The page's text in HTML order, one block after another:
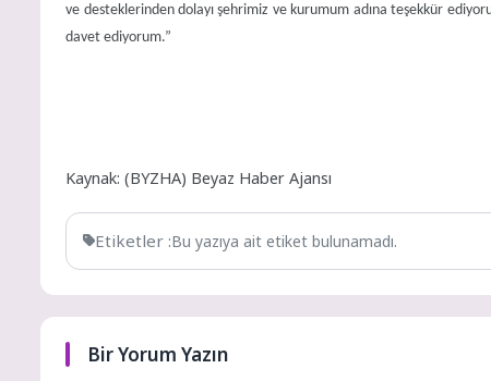
ve desteklerinden dolayı şehrimiz ve kurumum adına teşekkür
davet ediyorum.”
Kaynak: (BYZHA) Beyaz Haber Ajansı
Etiketler :Bu yazıya ait etiket bulunamadı.
Bir Yorum Yazın